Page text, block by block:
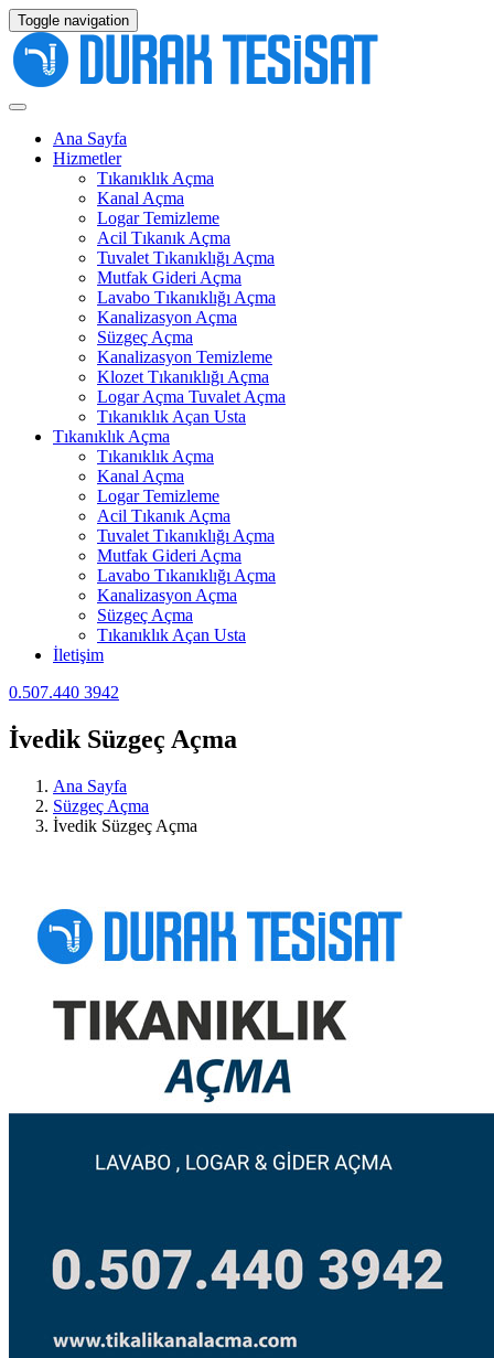
Toggle navigation
Ana Sayfa
Hizmetler
Tıkanıklık Açma
Kanal Açma
Logar Temizleme
Acil Tıkanık Açma
Tuvalet Tıkanıklığı Açma
Mutfak Gideri Açma
Lavabo Tıkanıklığı Açma
Kanalizasyon Açma
Süzgeç Açma
Kanalizasyon Temizleme
Klozet Tıkanıklığı Açma
Logar Açma Tuvalet Açma
Tıkanıklık Açan Usta
Tıkanıklık Açma
Tıkanıklık Açma
Kanal Açma
Logar Temizleme
Acil Tıkanık Açma
Tuvalet Tıkanıklığı Açma
Mutfak Gideri Açma
Lavabo Tıkanıklığı Açma
Kanalizasyon Açma
Süzgeç Açma
Tıkanıklık Açan Usta
İletişim
0.507.440 3942
İvedik Süzgeç Açma
Ana Sayfa
Süzgeç Açma
İvedik Süzgeç Açma